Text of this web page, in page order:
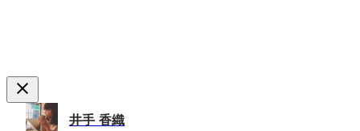
井手 香織